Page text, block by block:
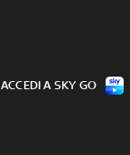
ACCEDI A SKY GO